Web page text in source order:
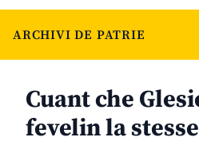
ARCHIVI DE PATRIE
Cuant che
fevelin la